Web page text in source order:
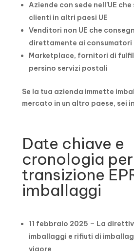
Aziende con sede nell’UE
clienti in altri paesi UE
Venditori non UE che
direttamente ai consumatori
Marketplace, fornitori di
persino servizi postali
Se la tua azienda immette
mercato in un altro paese, sei
Date chiave e
cronologia
transizione
imballaggi
11 febbraio 2025 – La
imballaggi e rifiuti di